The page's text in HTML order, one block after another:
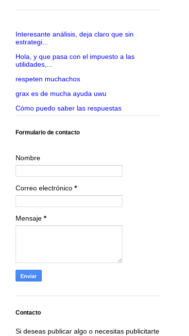
Interesante análisis, deja claro que sin
estrategi...
Hola, y que pasa con el impuesto a las
utilidades,...
respeten muchachos
grax es de mucha ayuda uwu
Cómo puedo saber las respuestas
Formulario de contacto
Nombre
Correo electrónico *
Mensaje *
Contacto
Si deseas publicar algo o necesitas publicitarte